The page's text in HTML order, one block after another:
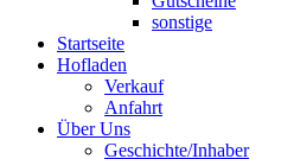
sonstige
Startseite
Hofladen
Verkauf
Anfahrt
Über Uns
Geschichte/Inhaber